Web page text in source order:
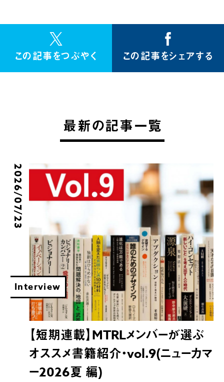
この記事をつぶやく この記事をシェアする
最新の記事一覧
Interview
2026/07/23
【短期連載】MTRLメンバーが選ぶ
オススメ書籍紹介・vol.9(ニューカマ
ー2026夏 編)